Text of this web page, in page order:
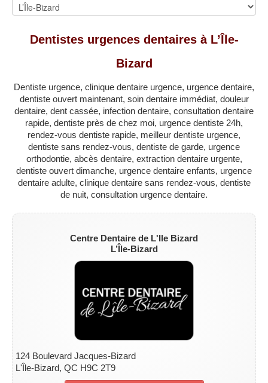
QUÉBEC
LAVAL
ZONE DENTISTE▼
Dentistes urgences dentaires à L’Île-
Bizard
Dentiste urgence, clinique dentaire urgence, urgence dentaire,
dentiste ouvert maintenant, soin dentaire immédiat, douleur
dentaire, dent cassée, infection dentaire, consultation dentaire
rapide, dentiste près de chez moi, urgence dentiste 24h,
rendez-vous dentiste rapide, meilleur dentiste urgence,
dentiste sans rendez-vous, dentiste de garde, urgence
orthodontie, abcès dentaire, extraction dentaire urgente,
dentiste ouvert dimanche, urgence dentaire enfants, urgence
dentaire adulte, clinique dentaire sans rendez-vous, dentiste
de nuit, consultation urgence dentaire.
Centre Dentaire de L'Ile Bizard
L’Île-Bizard
124 Boulevard Jacques-Bizard
L'Île-Bizard, QC H9C 2T9